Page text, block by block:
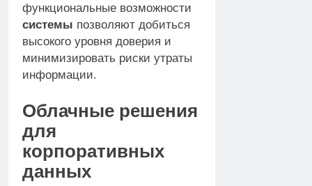
функциональные возможности
системы позволяют добиться
высокого уровня доверия и
минимизировать риски утраты
информации.
Облачные решения
для
корпоративных
данных